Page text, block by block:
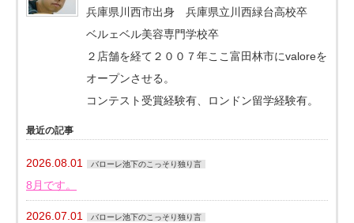
兵庫県川西市出身 兵庫県立川西緑台高校卒
ベルェベル美容専門学校卒
２店舗を経て２００７年ここ富田林市にvaloreを
オープンさせる。
コンテスト受賞経験有、ロンドン留学経験有。
最近の記事
2026.08.01 バローレ池下のこっそり独り言
8月です。
2026.07.01 バローレ池下のこっそり独り言